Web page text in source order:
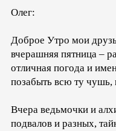
Олег:
Доброе Утро мои
вчерашняя пятница –
отличная погода и
позабыть всю ту чушь,
Вчера ведьмочки и
подвалов и разных,